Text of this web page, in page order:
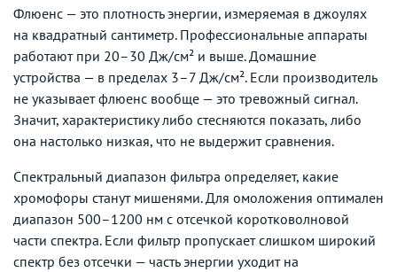
Флюенс — это плотность энергии, измеряемая в джоулях
на квадратный сантиметр. Профессиональные аппараты
работают при 20–30 Дж/см² и выше. Домашние
устройства — в пределах 3–7 Дж/см². Если производитель
не указывает флюенс вообще — это тревожный сигнал.
Значит, характеристику либо стесняются показать, либо
она настолько низкая, что не выдержит сравнения.
Спектральный диапазон фильтра определяет, какие
хромофоры станут мишенями. Для омоложения оптимален
диапазон 500–1200 нм с отсечкой коротковолновой
части спектра. Если фильтр пропускает слишком широкий
спектр без отсечки — часть энергии уходит на